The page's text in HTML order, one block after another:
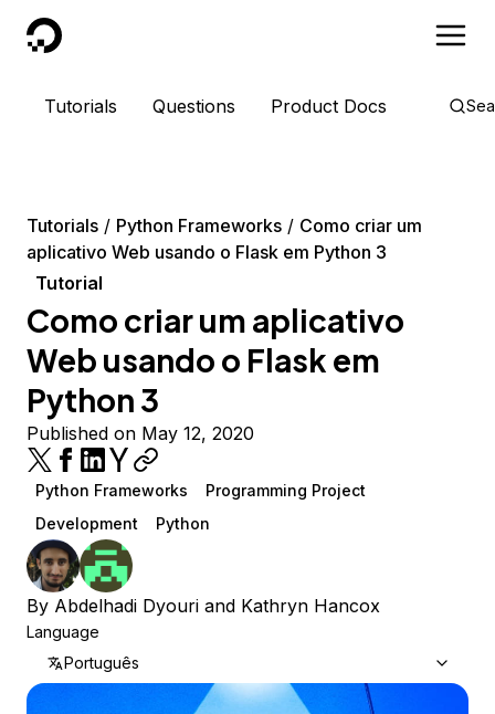
DigitalOcean
Tutorials Questions Product Docs
Tutorials Python Frameworks
Como criar um
aplicativo Web usando o Flask em Python 3
Tutorial
Como criar um aplicativo
Web usando o Flask em
Python 3
Published on May 12, 2020
Python Frameworks
Programming Project
Development
Python
By Abdelhadi Dyouri and Kathryn Hancox
Language
Português